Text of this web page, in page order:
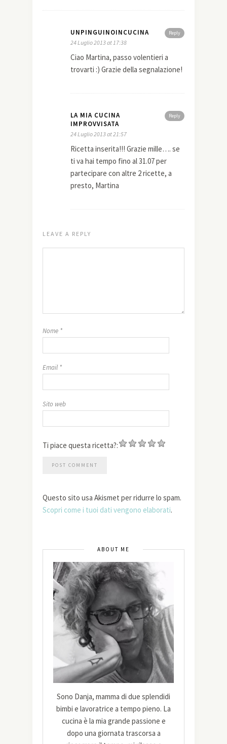
Reply
UNPINGUINOINCUCINA
24 Luglio 2013 at 17:38
Ciao Martina, passo volentieri a
trovarti :) Grazie della segnalazione!
Reply
LA MIA CUCINA
IMPROVVISATA
24 Luglio 2013 at 21:57
Ricetta inserita!!! Grazie mille…. se
ti va hai tempo fino al 31.07 per
partecipare con altre 2 ricette, a
presto, Martina
LEAVE A REPLY
Nome *
Email *
Sito web
Ti piace questa ricetta?:
Questo sito usa Akismet per ridurre lo spam.
Scopri come i tuoi dati vengono elaborati.
ABOUT ME
Sono Danja, mamma di due splendidi
bimbi e lavoratrice a tempo pieno. La
cucina è la mia grande passione e
dopo una giornata trascorsa a